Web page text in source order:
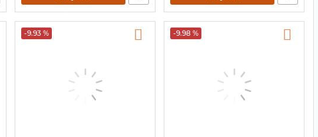
-9.93 % -9.98 %